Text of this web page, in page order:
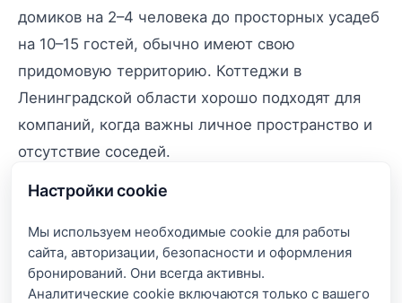
Настройки cookie
Мы используем необходимые cookie для работы
сайта, авторизации, безопасности и оформления
бронирований. Они всегда активны.
Аналитические cookie включаются только с вашего
домиков на 2–4 человека до просторных усадеб
на 10–15 гостей, обычно имеют свою
придомовую территорию. Коттеджи в
Ленинградской области хорошо подходят для
компаний, когда важны личное пространство и
отсутствие соседей.
Три ключевых параметра, которые стоит
проверить в карточке:
вместимость;